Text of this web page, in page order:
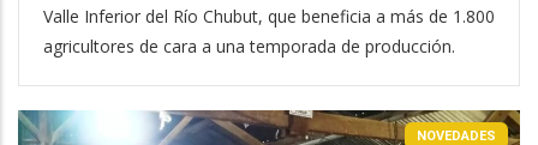
Valle Inferior del Río Chubut, que beneficia a más de 1.800
agricultores de cara a una temporada de producción.
NOVEDADES